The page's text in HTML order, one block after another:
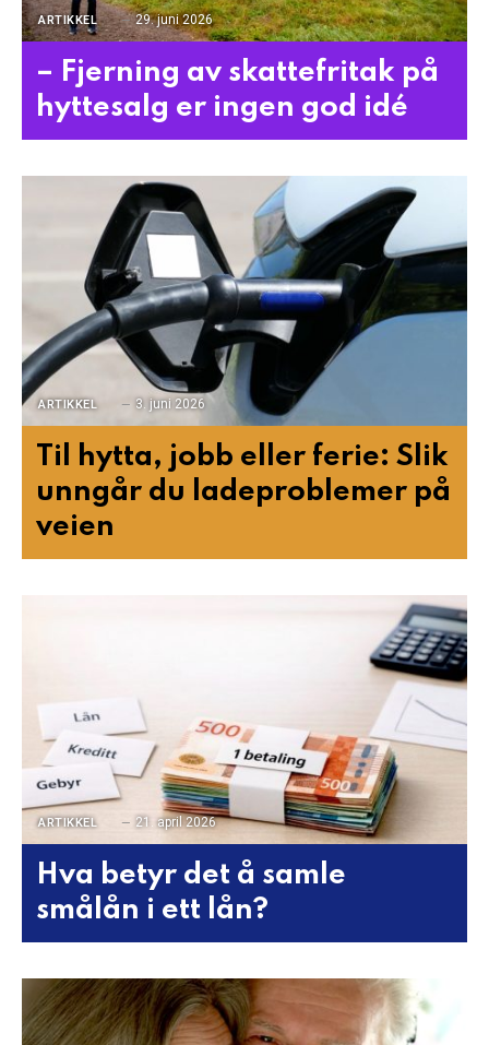
ARTIKKEL 29. juni 2026
– Fjerning av skattefritak på
hyttesalg er ingen god idé
ARTIKKEL 3. juni 2026
Til hytta, jobb eller ferie: Slik
unngår du ladeproblemer på
veien
ARTIKKEL 21. april 2026
Hva betyr det å samle
smålån i ett lån?